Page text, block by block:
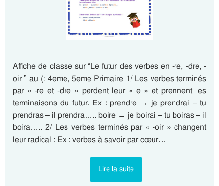
Affiche de classe sur “Le futur des verbes en -re, -dre, -
oir ” au (: 4eme, 5eme Primaire 1/ Les verbes terminés
par « -re et -dre » perdent leur « e » et prennent les
terminaisons du futur. Ex : prendre → je prendrai – tu
prendras – il prendra….. boire → je boirai – tu boiras – il
boira….. 2/ Les verbes terminés par « -oir » changent
leur radical : Ex : verbes à savoir par cœur…
Lire la suite